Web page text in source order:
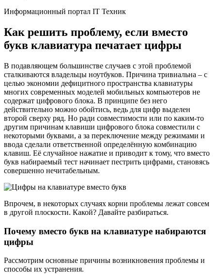
Информационный портал IT Техник
Как решить проблему, если вместо
букв клавиатура печатает цифры
В подавляющем большинстве случаев с этой проблемой
сталкиваются владельцы ноутбуков. Причина тривиальна – с
целью экономии дефицитного пространства клавиатуры
многих современных моделей мобильных компьютеров не
содержат цифрового блока. В принципе без него
действительно можно обойтись, ведь для цифр выделен
второй сверху ряд. Но ради совместимости или по каким-то
другим причинам клавиши цифрового блока совместили с
некоторыми буквами, а за переключение между режимами и
ввода сделали ответственной определённую комбинацию
клавиш. Её случайное нажатие и приводит к тому, что вместо
букв набираемый тест начинает пестрить цифрами, становясь
совершенно нечитабельным.
Впрочем, в некоторых случаях корни проблемы лежат совсем
в другой плоскости. Какой? Давайте разбираться.
Почему вместо букв на клавиатуре набираются
цифры
Рассмотрим основные причины возникновения проблемы и
способы их устранения.